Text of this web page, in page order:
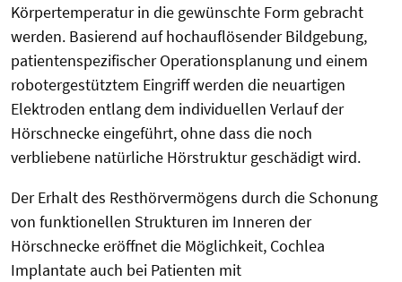
Körpertemperatur in die gewünschte Form gebracht
werden. Basierend auf hochauflösender Bildgebung,
patientenspezifischer Operationsplanung und einem
robotergestütztem Eingriff werden die neuartigen
Elektroden entlang dem individuellen Verlauf der
Hörschnecke eingeführt, ohne dass die noch
verbliebene natürliche Hörstruktur geschädigt wird.
Der Erhalt des Resthörvermögens durch die Schonung
von funktionellen Strukturen im Inneren der
Hörschnecke eröffnet die Möglichkeit, Cochlea
Implantate auch bei Patienten mit